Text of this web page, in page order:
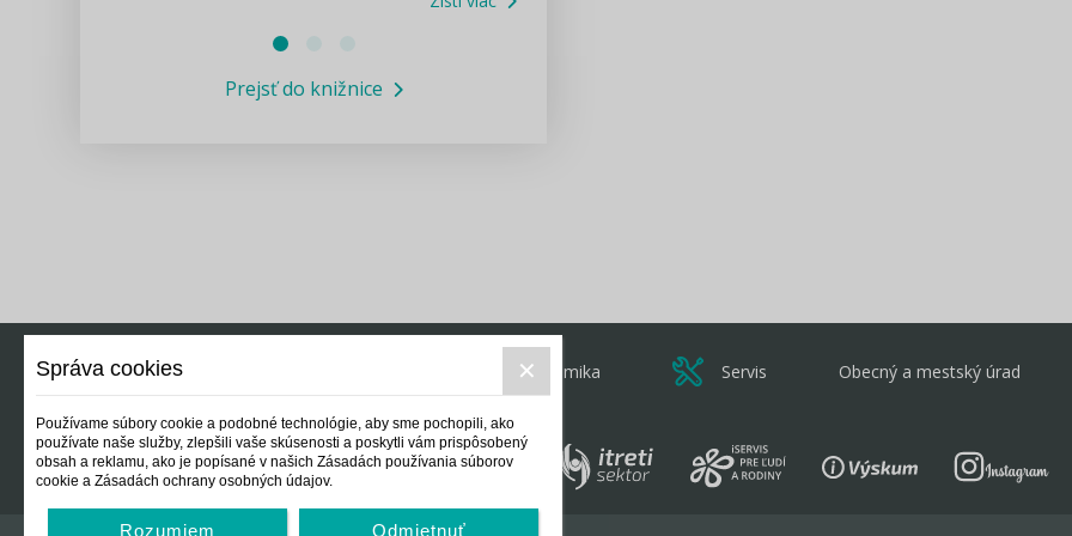
Informácie COVID19
Prejsť do knižnice
Ekonomika Servis Obecný a mestský úrad
Správa cookies
Používame súbory cookie a podobné technológie, aby sme pochopili, ako
používate naše služby, zlepšili vaše skúsenosti a poskytli vám prispôsobený
obsah a reklamu, ako je popísané v našich Zásadách používania súborov
cookie a Zásadách ochrany osobných údajov.
Rozumiem Odmietnuť